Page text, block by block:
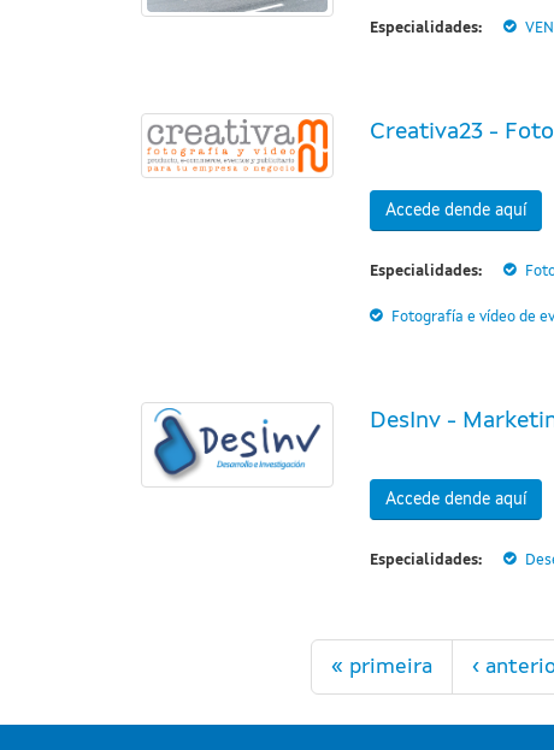
Especialidades:
Creativa23 -
Accede dende aquí
Especialidades:
Fotografía e vídeo de
DesInv -
Accede dende aquí
Especialidades:
« primeira ‹